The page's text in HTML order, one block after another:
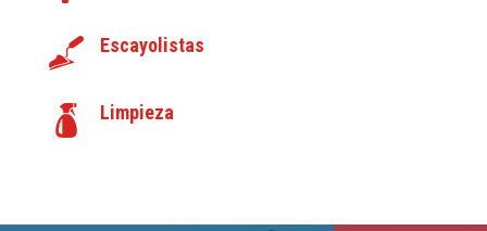
Escayolistas
Limpieza